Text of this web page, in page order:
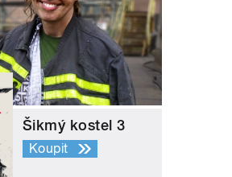
Šikmý kostel 3
Koupit